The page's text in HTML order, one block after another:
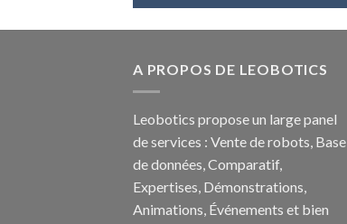
A PROPOS DE LEOBOTICS
Leobotics propose un large panel
de services : Vente de robots, Base
de données, Comparatif,
Expertises, Démonstrations,
Animations, Événements et bien